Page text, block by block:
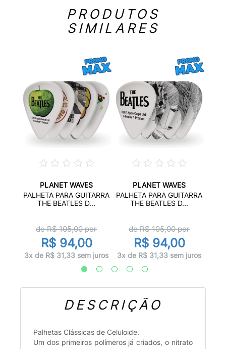
PRODUTOS
SIMILARES
PLANET WAVES
PALHETA PARA GUITARRA
THE BEATLES D...
de R$105,00por
R$ 94,00
3x de R$ 31,33 sem juros
PLANET WAVES
PALHETA PARA GUITARRA
THE BEATLES D...
de R$105,00por
R$ 94,00
3x de R$ 31,33 sem juros
DESCRIÇÃO
Palhetas Clássicas de Celuloide.
Um dos primeiros polímeros já criados, o nitrato